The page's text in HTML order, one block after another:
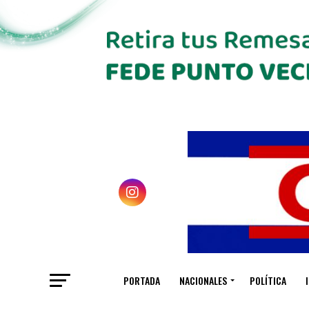
PORTADA NACIONALES POLÍTICA